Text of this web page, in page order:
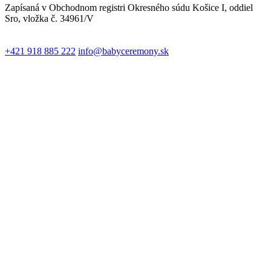
Zapísaná v Obchodnom registri Okresného súdu Košice I, oddiel
Sro, vložka č. 34961/V
+421 918 885 222 info@babyceremony.sk